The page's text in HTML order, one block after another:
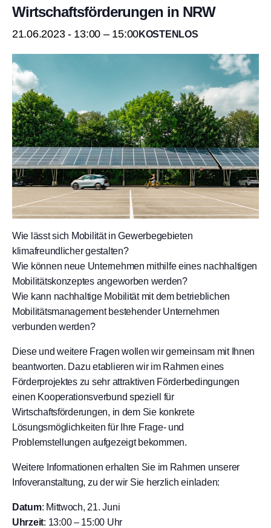
Wirtschaftsförderungen in NRW
21.06.2023 - 13:00 – 15:00KOSTENLOS
Wie lässt sich Mobilität in Gewerbegebieten
klimafreundlicher gestalten?
Wie können neue Unternehmen mithilfe eines nachhaltigen
Mobilitätskonzeptes angeworben werden?
Wie kann nachhaltige Mobilität mit dem betrieblichen
Mobilitätsmanagement bestehender Unternehmen
verbunden werden?
Diese und weitere Fragen wollen wir gemeinsam mit Ihnen
beantworten. Dazu etablieren wir im Rahmen eines
Förderprojektes zu sehr attraktiven Förderbedingungen
einen Kooperationsverbund speziell für
Wirtschaftsförderungen, in dem Sie konkrete
Lösungsmöglichkeiten für Ihre Frage- und
Problemstellungen aufgezeigt bekommen.
Weitere Informationen erhalten Sie im Rahmen unserer
Infoveranstaltung, zu der wir Sie herzlich einladen:
Datum: Mittwoch, 21. Juni
Uhrzeit: 13:00 – 15:00 Uhr